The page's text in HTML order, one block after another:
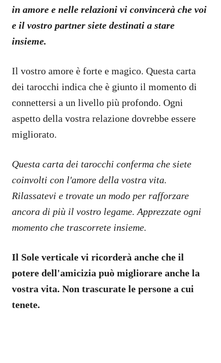
in amore e nelle relazioni vi convincerà che voi
e il vostro partner siete destinati a stare
insieme.
Il vostro amore è forte e magico. Questa carta
dei tarocchi indica che è giunto il momento di
connettersi a un livello più profondo. Ogni
aspetto della vostra relazione dovrebbe essere
migliorato.
Questa carta dei tarocchi conferma che siete
coinvolti con l'amore della vostra vita.
Rilassatevi e trovate un modo per rafforzare
ancora di più il vostro legame. Apprezzate ogni
momento che trascorrete insieme.
Il Sole verticale vi ricorderà anche che il
potere dell'amicizia può migliorare anche la
vostra vita. Non trascurate le persone a cui
tenete.